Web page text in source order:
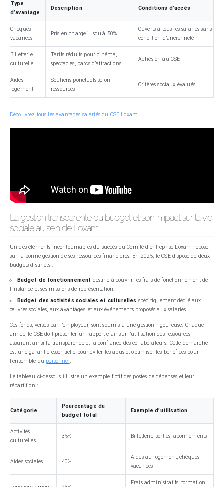
Type
d’avantage
Description Conditions d’accès
Chèques-
vacances
Pris en charge jusqu’à 50%
Ouverts à tous les salariés sans
condition d’ancienneté
Billetterie
culturelle
Tarifs réduits pour cinéma,
spectacles, parcs d’attractions
Adhésion au CSE
Aides
logement
Soutiens ponctuels selon
ressources
Critères sociaux évalués
Découvrez tous les avantages salariés du CSE Loxam
La gestion transparente du budget et son impact sur la vie
sociale au sein de Loxam
Un des éléments incontournables du succès du Comité d’entreprise Loxam repose
sur la bonne gestion de ses ressources financières. En 2025, le CSE dispose de deux
budgets distincts :
Budget de fonctionnement destiné à couvrir les frais de fonctionnement de
l’instance et ses missions de représentation.
Budget des activités sociales et culturelles spécifiquement dédié aux
œuvres sociales, aux avantages, et aux événements proposés aux salariés.
Ces fonds, versés par l’employeur, sont soumis à une gestion rigoureuse. Chaque
année, le CSE doit présenter un rapport clair sur l’utilisation des ressources,
assurant ainsi la transparence et la confiance des collaborateurs. Cette démarche
est une garantie essentielle pour éviter les abus et optimiser les bénéfices pour
l’ensemble du personnel.
Le tableau ci-dessous illustre un exemple fictif des postes de dépenses et leur
répartition :
Catégorie
Pourcentage du
budget total
Exemple d’utilisation
Activités
culturelles
35% Billetterie, sorties, abonnements
Aides sociales 40%
Aides au logement, chèques-
vacances
Frais administratifs, formation